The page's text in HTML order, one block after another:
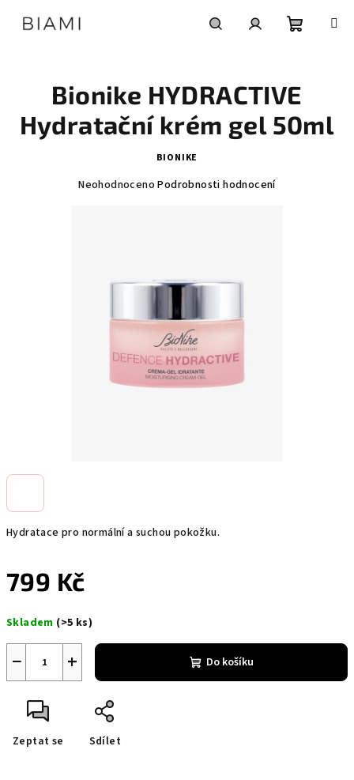
košík
Hydratace pro normální a suchou pokožku.
799 Kč
cena:
Skladem (>5 ks)
+
− Do košíku
Zeptat se Sdílet
Bionike HYDRACTIVE
Hydratační krém gel 50ml
BIONIKE
Průměrné
Neohodnoceno Podrobnosti hodnocení